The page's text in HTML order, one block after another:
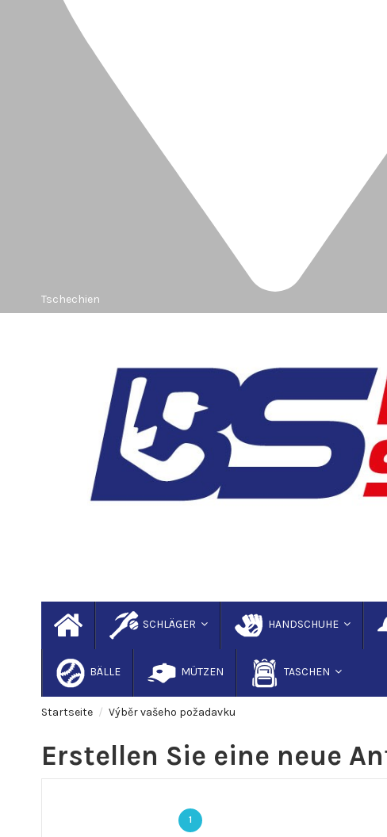
Tschechien
SCHLÄGER HANDSCHUHE
BÄLLE MÜTZEN TASCHEN
Startseite Výběr vašeho požadavku
Erstellen Sie eine neue